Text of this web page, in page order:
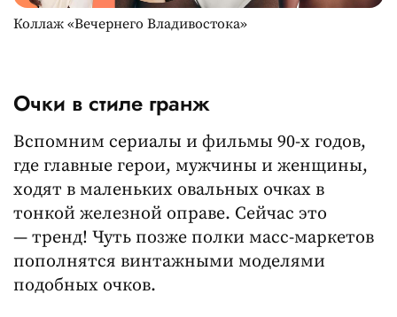
Коллаж «Вечернего Владивостока»
Очки в стиле гранж
Вспомним сериалы и фильмы 90-х годов,
где главные герои, мужчины и женщины,
ходят в маленьких овальных очках в
тонкой железной оправе. Сейчас это
— тренд! Чуть позже полки масс-маркетов
пополнятся винтажными моделями
подобных очков.